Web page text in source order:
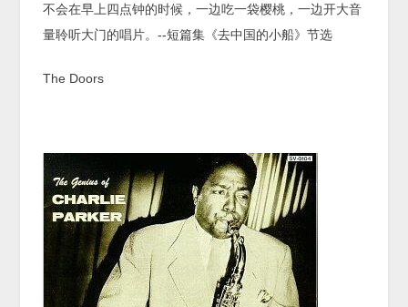
不会在早上四点钟的时候，一边吃一袋樱桃，一边开大音
量聆听大门的唱片。--短篇集《去中国的小船》节选
The Doors